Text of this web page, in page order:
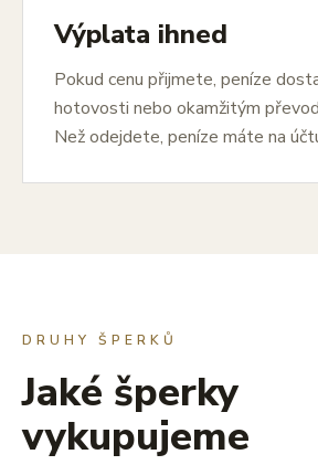
Výplata ihned
Pokud cenu přijmete, peníze
hotovosti nebo okamžitým
Než odejdete, peníze máte na
DRUHY ŠPERKŮ
Jaké šperky
vykupujeme